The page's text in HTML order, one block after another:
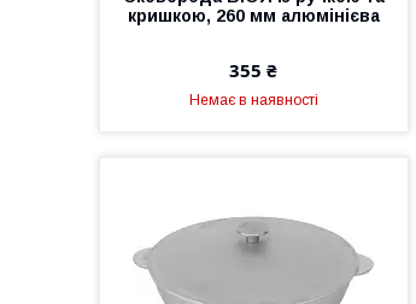
кришкою, 260 мм алюмінієва
355 ₴
Немає в наявності